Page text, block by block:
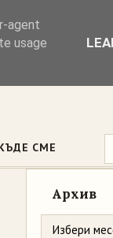
СМЕ
Архив
agent
usage